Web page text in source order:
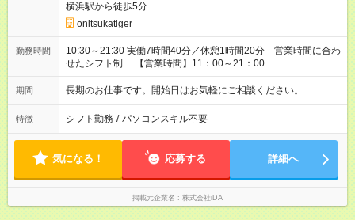
横浜駅から徒歩5分
onitsukatiger
勤務時間
10:30～21:30 実働7時間40分／休憩1時間20分 営業時間に合わ
せたシフト制 【営業時間】11：00～21：00
期間 長期のお仕事です。開始日はお気軽にご相談ください。
特徴 シフト勤務 / パソコンスキル不要
気になる！ 応募する 詳細へ
掲載元企業名 株式会社iDA